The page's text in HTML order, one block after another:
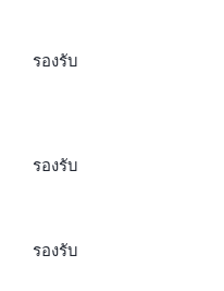
รองรับ
รองรับ
รองรับ